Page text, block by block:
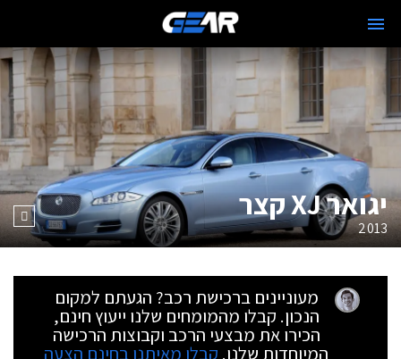
יגואר XJ קצר
2013
מעוניינים ברכישת רכב? הגעתם למקום
הנכון. קבלו מהמומחים שלנו ייעוץ חינם,
הכירו את מבצעי הרכב וקבוצות הרכישה
המיוחדות שלנו. קבלו מאיתנו בחינם הצעה